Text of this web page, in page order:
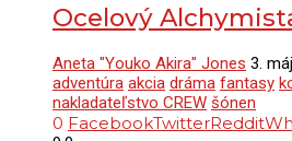
Ocelový
Aneta "Youko Akira" Jones 3.
adventúra akcia dráma fantasy
nakladateľstvo CREW šónen
0 FacebookTwitterReddit